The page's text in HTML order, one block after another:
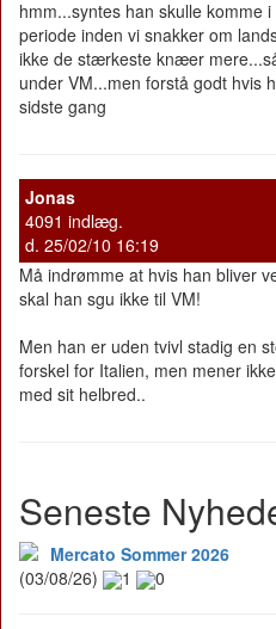
hmm...syntes han skulle
periode inden vi snakker om
ikke de stærkeste knæer
under VM...men forstå godt hvis
sidste gang
Jonas
4091 indlæg.
d. 25/02/10 16:19
Må indrømme at hvis han bliver
skal han sgu ikke til VM!
Men han er uden tvivl stadig en
forskel for Italien, men mener
med sit helbred..
Seneste
Mercato Sommer 2026
(03/08/26)
1 0